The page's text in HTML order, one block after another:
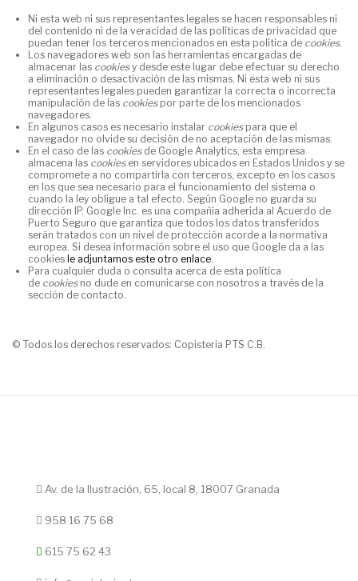
Ni esta web ni sus representantes legales se hacen responsables ni
del contenido ni de la veracidad de las políticas de privacidad que
puedan tener los terceros mencionados en esta política de cookies.
Los navegadores web son las herramientas encargadas de
almacenar las cookiesy desde este lugar debe efectuar su derecho
a eliminación o desactivación de las mismas. Ni esta web ni sus
representantes legales pueden garantizar la correcta o incorrecta
manipulación de las cookiespor parte de los mencionados
navegadores.
En algunos casos es necesario instalar cookiespara que el
navegador no olvide su decisión de no aceptación de las mismas.
En el caso de las cookiesde Google Analytics, esta empresa
almacena las cookiesen servidores ubicados en Estados Unidos y se
compromete a no compartirla con terceros, excepto en los casos
en los que sea necesario para el funcionamiento del sistema o
cuando la ley obligue a tal efecto. Según Google no guarda su
dirección IP. Google Inc. es una compañía adherida al Acuerdo de
Puerto Seguro que garantiza que todos los datos transferidos
serán tratados con un nivel de protección acorde a la normativa
europea. Si desea información sobre el uso que Google da a las
cookies le adjuntamos este otro enlace.
Para cualquier duda o consulta acerca de esta política
de cookiesno dude en comunicarse con nosotros a través de la
sección de contacto.
© Todos los derechos reservados: Copisteria PTS C.B.
Av. de la Ilustración, 65, local 8, 18007 Granada
958 16 75 68
615 75 62 43